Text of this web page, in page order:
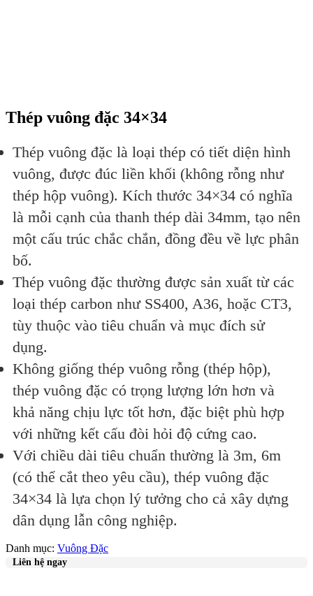
Thép vuông đặc 34×34
Thép vuông đặc là loại thép có tiết diện hình
vuông, được đúc liền khối (không rỗng như
thép hộp vuông). Kích thước 34×34 có nghĩa
là mỗi cạnh của thanh thép dài 34mm, tạo nên
một cấu trúc chắc chắn, đồng đều về lực phân
bố.
Thép vuông đặc thường được sản xuất từ các
loại thép carbon như SS400, A36, hoặc CT3,
tùy thuộc vào tiêu chuẩn và mục đích sử
dụng.
Không giống thép vuông rỗng (thép hộp),
thép vuông đặc có trọng lượng lớn hơn và
khả năng chịu lực tốt hơn, đặc biệt phù hợp
với những kết cấu đòi hỏi độ cứng cao.
Với chiều dài tiêu chuẩn thường là 3m, 6m
(có thể cắt theo yêu cầu), thép vuông đặc
34×34 là lựa chọn lý tưởng cho cả xây dựng
dân dụng lẫn công nghiệp.
Danh mục: Vuông Đặc
Liên hệ ngay